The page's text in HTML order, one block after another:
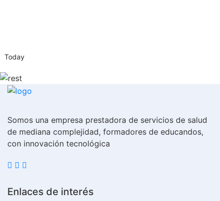
Today
Somos una empresa prestadora de servicios de salud
de mediana complejidad, formadores de educandos,
con innovación tecnológica
Enlaces de interés